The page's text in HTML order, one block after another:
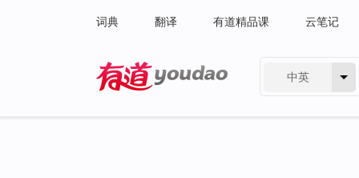
词典 翻译 有道精品课 云笔记
中英